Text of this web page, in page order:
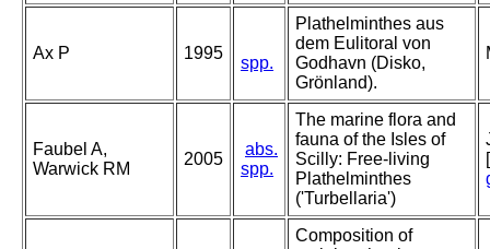
Ax P 1995
spp.
Plathelminthes aus
dem Eulitoral von
Godhavn (Disko,
Grönland).
Faubel A,
Warwick RM
2005
abs.
spp.
The marine flora and
fauna of the Isles of
Scilly: Free-living
Plathelminthes
('Turbellaria')
Composition of